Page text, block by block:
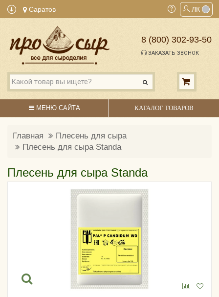
Саратов ЛК
8 (800) 302-93-50
ЗАКАЗАТЬ ЗВОНОК
МЕНЮ САЙТА КАТАЛОГ ТОВАРОВ
Главная
Плесень для сыра
Плесень для сыра Standa
Плесень для сыра Standa